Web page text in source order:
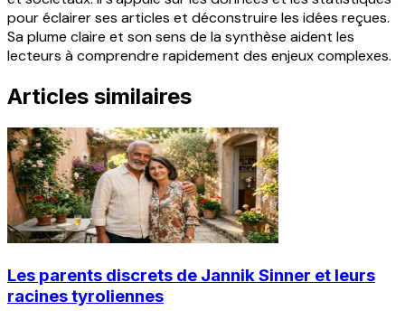
pour éclairer ses articles et déconstruire les idées reçues.
Sa plume claire et son sens de la synthèse aident les
lecteurs à comprendre rapidement des enjeux complexes.
Articles similaires
Les parents discrets de Jannik Sinner et leurs
racines tyroliennes